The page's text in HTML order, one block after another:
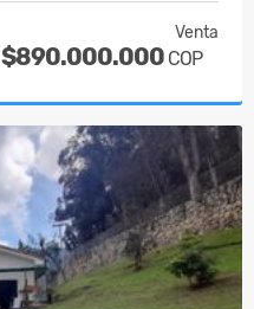
Venta
$890.000.000 COP